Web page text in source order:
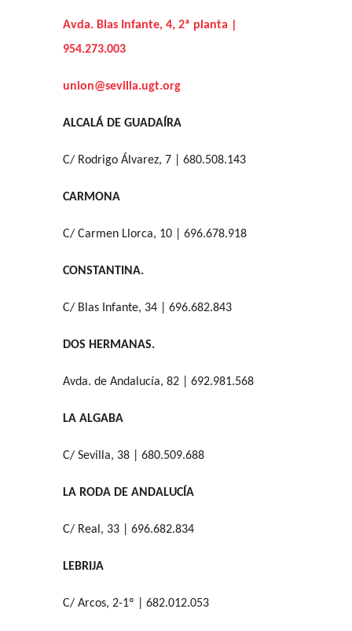
Avda. Blas Infante, 4, 2ª planta |
954.273.003
union@sevilla.ugt.org
ALCALÁ DE GUADAÍRA
C/ Rodrigo Álvarez, 7 | 680.508.143
CARMONA
C/ Carmen Llorca, 10 | 696.678.918
CONSTANTINA.
C/ Blas Infante, 34 | 696.682.843
DOS HERMANAS.
Avda. de Andalucía, 82 | 692.981.568
LA ALGABA
C/ Sevilla, 38 | 680.509.688
LA RODA DE ANDALUCÍA
C/ Real, 33 | 696.682.834
LEBRIJA
C/ Arcos, 2-1º | 682.012.053